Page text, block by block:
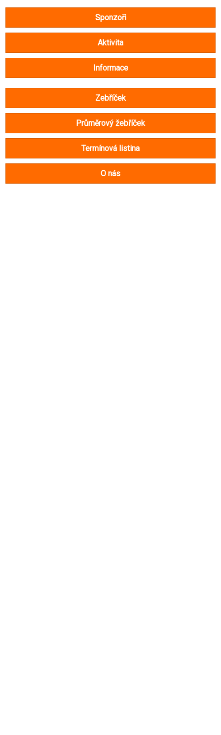
Sponzoři
Aktivita
Informace
Zebříček
Průměrový žebříček
Termínová listina
O nás